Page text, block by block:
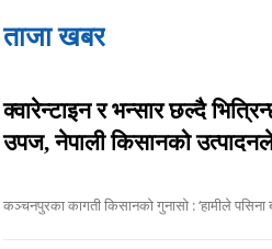
ताजा खबर
क्वारेन्टाइन र भन्सार छल्दै
उपज, नेपाली किसानको
कञ्चनपुरका कागती किसानको गुनासो : ‘हामीले पसिना